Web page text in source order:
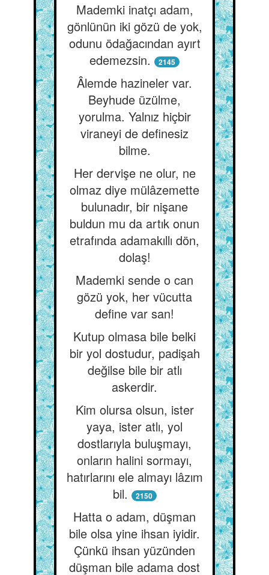
Mademki inatçı adam,
gönlünün iki gözü de yok,
odunu ödağacından ayırt
edemezsin.
2145
Âlemde hazineler var.
Beyhude üzülme,
yorulma. Yalnız hiçbir
viraneyi de definesiz
bilme.
Her dervişe ne olur, ne
olmaz diye mülâzemette
bulunadır, bir nişane
buldun mu da artık onun
etrafında adamakıllı dön,
dolaş!
Mademki sende o can
gözü yok, her vücutta
define var san!
Kutup olmasa bile belki
bir yol dostudur, padişah
değilse bile bir atlı
askerdir.
Kim olursa olsun, ister
yaya, ister atlı, yol
dostlarıyla buluşmayı,
onların halini sormayı,
hatırlarını ele almayı lâzım
bil.
2150
Hatta o adam, düşman
bile olsa yine ihsan iyidir.
Çünkü ihsan yüzünden
düşman bile adama dost